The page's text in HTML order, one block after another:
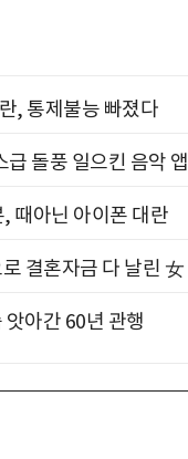
, 통제불능 빠졌다
돌풍 일으킨 음악 앱
때아닌 아이폰 대란
결혼자금 다 날린 女
아간 60년 관행